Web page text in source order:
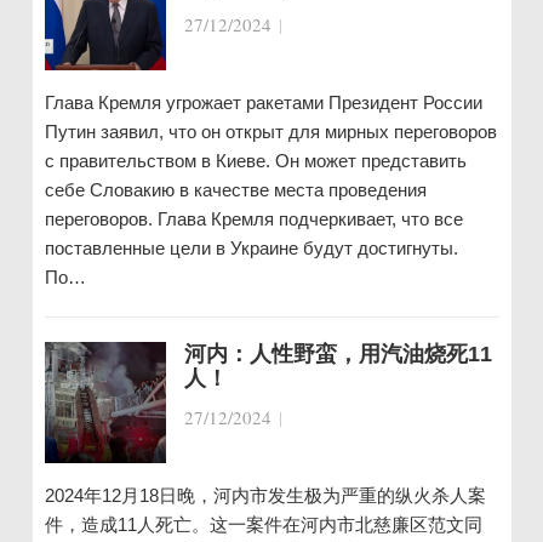
27/12/2024 |
Глава Кремля угрожает ракетами Президент России
Путин заявил, что он открыт для мирных переговоров
с правительством в Киеве. Он может представить
себе Словакию в качестве места проведения
переговоров. Глава Кремля подчеркивает, что все
поставленные цели в Украине будут достигнуты.
По…
河内：人性野蛮，用汽油烧死11
人！
27/12/2024 |
2024年12月18日晚，河内市发生极为严重的纵火杀人案
件，造成11人死亡。这一案件在河内市北慈廉区范文同